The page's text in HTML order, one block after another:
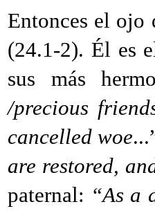
Entonces el ojo
(24.1-2). Él es
sus más
/precious
cancelled woe
are restored,
paternal: “As a